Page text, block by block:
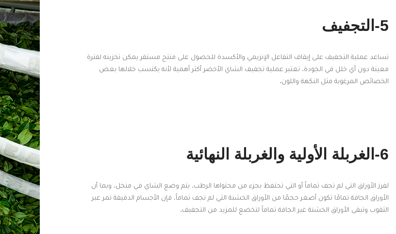
5-التجفيف
تساعد عملية التجفيف على إيقاف التفاعل الإنزيمي والأكسدة للحصول على منتج مستقر يمكن تخزينه لفترة
معينة دون أي خلل في الجودة. تعتبر عملية تجفيف الشاي الأخضر أكثر أهمية لأنه يكتسب خلالها بعض
الخصائص المرغوبة مثل النكهة واللون.
6-الغربلة الأولية والغربلة النهائية
لفرز الأوراق التي لم تجف تماماً أو التي تحتفظ بجزء من محتواها الرطب، يتم وضع الشاي في منخل. وبما أن
الأوراق الجافة تمامًا تكون أصغر حجمًا من الأوراق الخشنة التي لم تجف تماماً، فإن الأجسام الدقيقة تمر عبر
الثقوب وتبقى الأوراق الخشنة غير الجافة تماماً لتخضع للمزيد من التجفيف.